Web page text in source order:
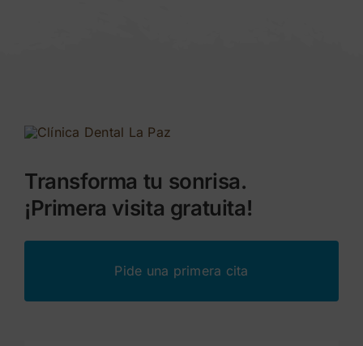
Transforma tu sonrisa.
¡Primera visita gratuita!
Pide una primera cita